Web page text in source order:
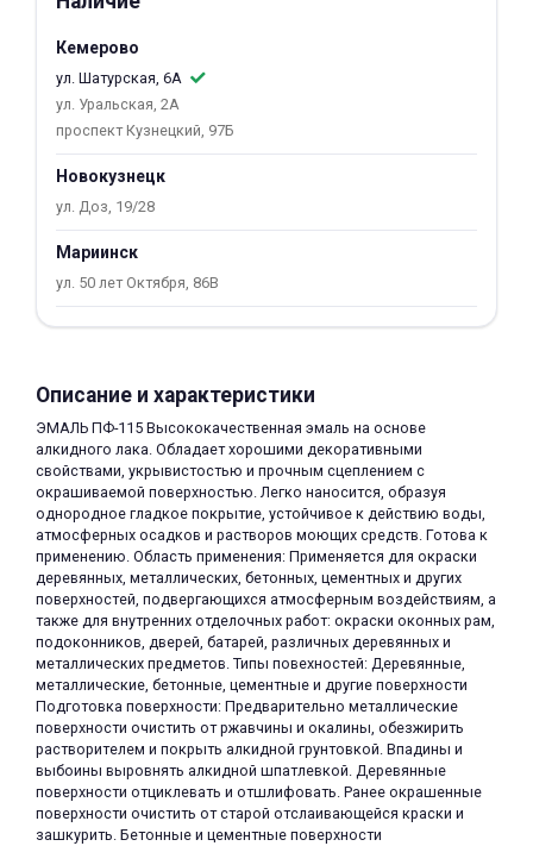
Кемерово
ул. Шатурская, 6А
ул. Уральская, 2А
проспект Кузнецкий, 97Б
Новокузнецк
ул. Доз, 19/28
Мариинск
ул. 50 лет Октября, 86В
Описание и характеристики
ЭМАЛЬ ПФ-115 Высококачественная эмаль на основе
алкидного лака. Обладает хорошими декоративными
свойствами, укрывистостью и прочным сцеплением с
окрашиваемой поверхностью. Легко наносится, образуя
однородное гладкое покрытие, устойчивое к действию воды,
атмосферных осадков и растворов моющих средств. Готова к
применению. Область применения: Применяется для окраски
деревянных, металлических, бетонных, цементных и других
поверхностей, подвергающихся атмосферным воздействиям, а
также для внутренних отделочных работ: окраски оконных рам,
подоконников, дверей, батарей, различных деревянных и
металлических предметов. Типы повехностей: Деревянные,
металлические, бетонные, цементные и другие поверхности
Подготовка поверхности: Предварительно металлические
поверхности очистить от ржавчины и окалины, обезжирить
растворителем и покрыть алкидной грунтовкой. Впадины и
выбоины выровнять алкидной шпатлевкой. Деревянные
поверхности отциклевать и отшлифовать. Ранее окрашенные
поверхности очистить от старой отслаивающейся краски и
зашкурить. Бетонные и цементные поверхности
25
недели
раз в 2 недели